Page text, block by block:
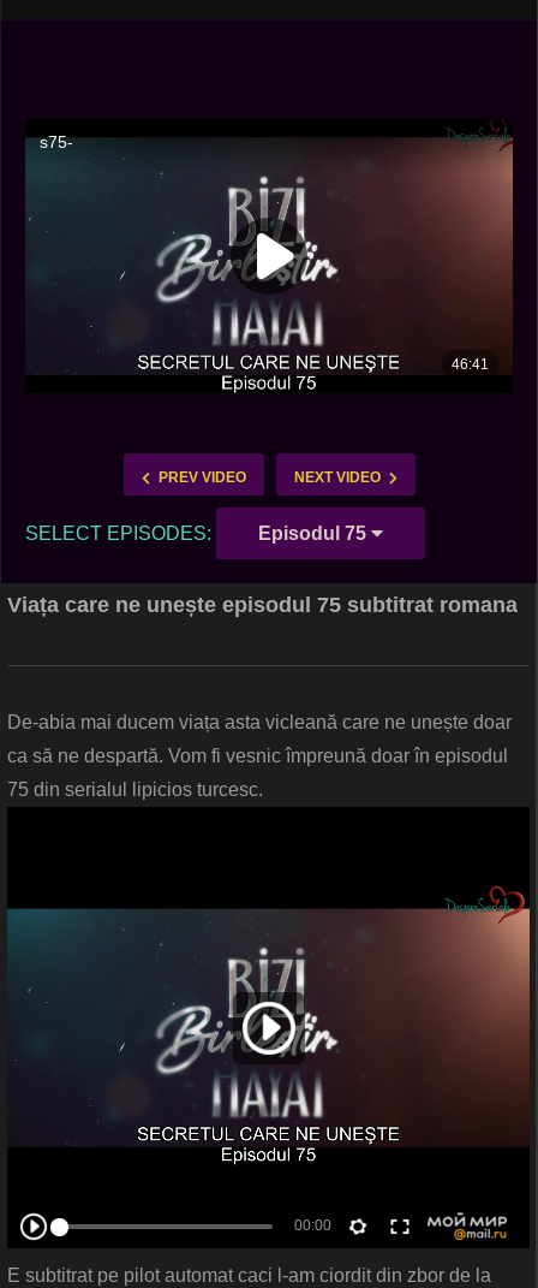
PREV VIDEO NEXT VIDEO
SELECT EPISODES: Episodul 75
Viața care ne unește episodul 75 subtitrat romana
De-abia mai ducem viața asta vicleană care ne unește doar
ca să ne despartă. Vom fi vesnic împreună doar în episodul
75 din serialul lipicios turcesc.
E subtitrat pe pilot automat caci l-am ciordit din zbor de la